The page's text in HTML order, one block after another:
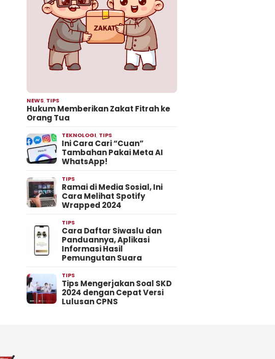
NEWS, TIPS
Hukum Memberikan Zakat Fitrah ke
Orang Tua
TEKNOLOGI, TIPS
Ini Cara Cari “Cuan”
Tambahan Pakai Meta AI
WhatsApp!
TIPS
Ramai di Media Sosial, Ini
Cara Melihat Spotify
Wrapped 2024
TIPS
Cara Daftar Siwaslu dan
Panduannya, Aplikasi
Informasi Hasil
Pemungutan Suara
TIPS
Tips Mengerjakan Soal SKD
2024 dengan Cepat Versi
Lulusan CPNS